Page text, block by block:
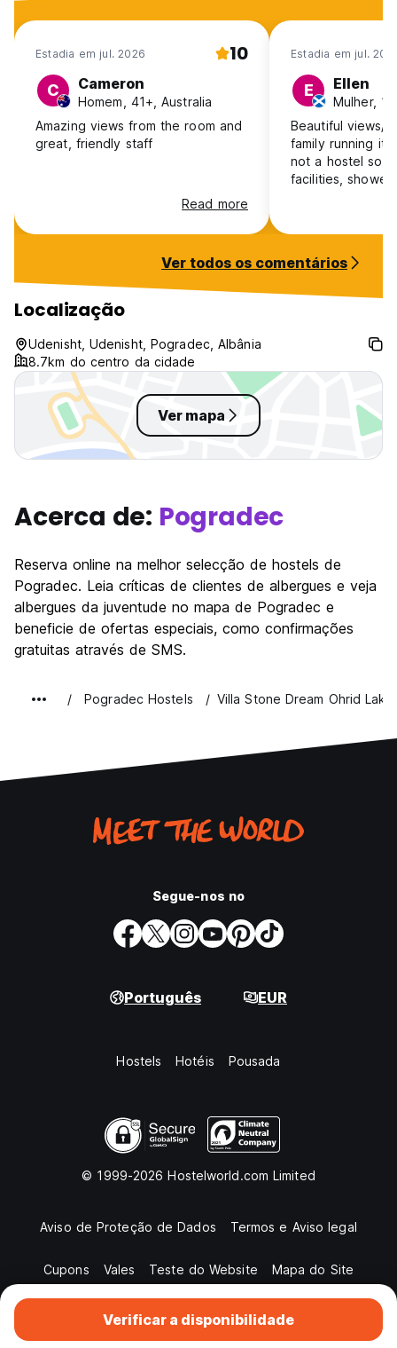
Estadia em jul. 2026 10
C Cameron
Homem, 41+, Australia
Amazing views from the room and
great, friendly staff
Read more
Estadia em jul.
E Ellen
Mulher,
Beautiful views/
family running it.
not a hostel so
facilities, shower
head that was
and the shower
floor. The food
chicken was
said “it’s tricky
right.” He
Ver todos os comentários
Localização
Udenisht, Udenisht, Pogradec, Albânia
8.7km do centro da cidade
Ver mapa
Verificar a disponibilidade
Acerca de: Pogradec
Reserva online na melhor selecção de hostels de
Pogradec. Leia críticas de clientes de albergues e veja
albergues da juventude no mapa de Pogradec e
beneficie de ofertas especiais, como confirmações
gratuitas através de SMS.
Pogradec Hostels Villa Stone Dream Ohrid
Segue-nos no
Português EUR
Hostels Hotéis Pousada
© 1999-2026 Hostelworld.com Limited
Aviso de Proteção de Dados Termos e Aviso legal
Cupons Vales Teste do Website Mapa do Site